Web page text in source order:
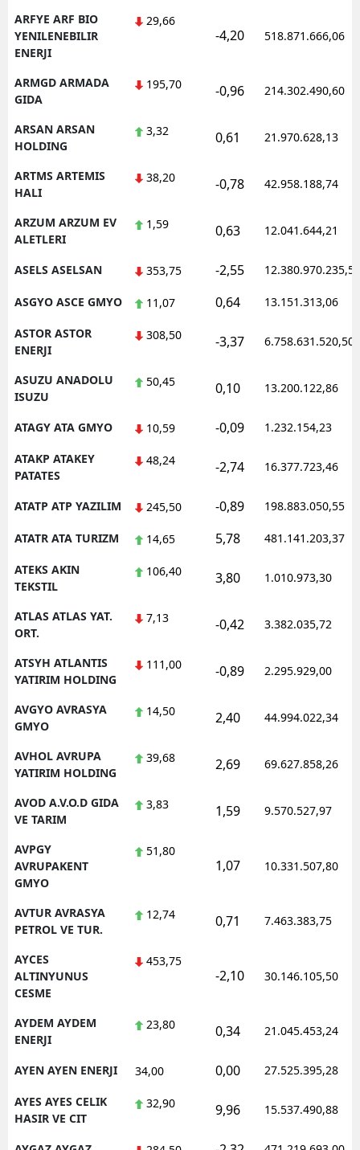
ARFYE ARF BIO
YENILENEBILIR
ENERJI
29,66
-4,20 518.871.666,06
ARMGD ARMADA
GIDA
195,70 -0,96 214.302.490,60
ARSAN ARSAN
HOLDING
3,32 0,61 21.970.628,13
ARTMS ARTEMIS
HALI
38,20 -0,78 42.958.188,74
ARZUM ARZUM EV
ALETLERI
1,59 0,63 12.041.644,21
ASELS ASELSAN 353,75 -2,55 12.380.970.235,50
ASGYO ASCE GMYO 11,07 0,64 13.151.313,06
ASTOR ASTOR
ENERJI
308,50 -3,37 6.758.631.520,50
ASUZU ANADOLU
ISUZU
50,45 0,10 13.200.122,86
ATAGY ATA GMYO 10,59 -0,09 1.232.154,23
ATAKP ATAKEY
PATATES
48,24 -2,74 16.377.723,46
ATATP ATP YAZILIM 245,50 -0,89 198.883.050,55
ATATR ATA TURIZM 14,65 5,78 481.141.203,37
ATEKS AKIN
TEKSTIL
106,40 3,80 1.010.973,30
ATLAS ATLAS YAT.
ORT.
7,13 -0,42 3.382.035,72
ATSYH ATLANTIS
YATIRIM HOLDING
111,00 -0,89 2.295.929,00
AVGYO AVRASYA
GMYO
14,50 2,40 44.994.022,34
AVHOL AVRUPA
YATIRIM HOLDING
39,68 2,69 69.627.858,26
AVOD A.V.O.D GIDA
VE TARIM
3,83 1,59 9.570.527,97
AVPGY
AVRUPAKENT
GMYO
51,80
1,07 10.331.507,80
AVTUR AVRASYA
PETROL VE TUR.
12,74 0,71 7.463.383,75
AYCES
ALTINYUNUS
CESME
453,75
-2,10 30.146.105,50
AYDEM AYDEM
ENERJI
23,80 0,34 21.045.453,24
AYEN AYEN ENERJI 34,00 0,00 27.525.395,28
AYES AYES CELIK
HASIR VE CIT
32,90 9,96 15.537.490,88